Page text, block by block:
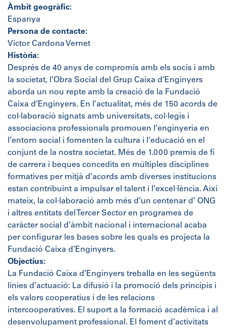
Àmbit geogràfic:
Espanya
Persona de contacte:
Víctor Cardona Vernet
Història:
Després de 40 anys de compromís amb els socis i amb
la societat, l’Obra Social del Grup Caixa d’Enginyers
aborda un nou repte amb la creació de la Fundació
Caixa d’Enginyers. En l’actualitat, més de 150 acords de
col·laboració signats amb universitats, col·legis i
associacions professionals promouen l’enginyeria en
l’entorn social i fomenten la cultura i l’educació en el
conjunt de la nostra societat. Més de 1.000 premis de fi
de carrera i beques concedits en múltiples disciplines
formatives per mitjà d’acords amb diverses institucions
estan contribuint a impulsar el talent i l’excel·lència. Així
mateix, la col·laboració amb més d’un centenar d’ ONG
i altres entitats del Tercer Sector en programes de
caràcter social d’àmbit nacional i internacional acaba
per configurar les bases sobre les quals es projecta la
Fundació Caixa d’Enginyers.
Objectius:
La Fundació Caixa d’Enginyers treballa en les següents
línies d’actuació: La difusió i la promoció dels principis i
els valors cooperatius i de les relacions
intercooperatives. El suport a la formació acadèmica i al
desenvolupament professional. El foment d’activitats